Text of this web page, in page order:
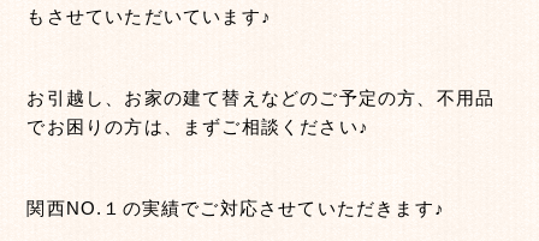
もさせていただいています♪
お引越し、お家の建て替えなどのご予定の方、不用品
でお困りの方は、まずご相談ください♪
関西NO.１の実績でご対応させていただきます♪